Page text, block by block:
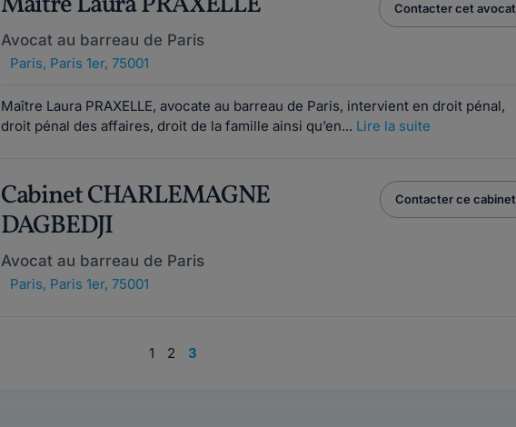
Avocat au barreau de Paris
Paris, Paris 1er, 75001
Contacter cet avocat
Maître Laura PRAXELLE, avocate au barreau de Paris, intervient en droit pénal,
droit pénal des affaires, droit de la famille ainsi qu’en... Lire la suite
Cabinet CHARLEMAGNE
DAGBEDJI
Avocat au barreau de Paris
Paris, Paris 1er, 75001
Contacter ce cabinet
1 2 3